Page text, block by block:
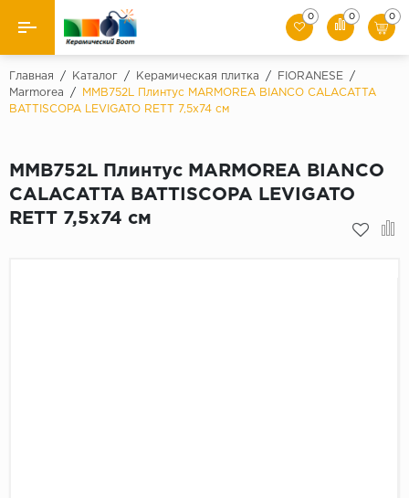
Назад
Производители
Керамогранит
0 0 0
Главная / Каталог / Керамическая плитка / FIORANESE
/
Marmorea
/
MMB752L Плинтус MARMOREA BIANCO CALACATTA
BATTISCOPA LEVIGATO RETT 7,5x74 см
MMB752L Плинтус MARMOREA BIANCO
CALACATTA BATTISCOPA LEVIGATO
RETT 7,5x74 см